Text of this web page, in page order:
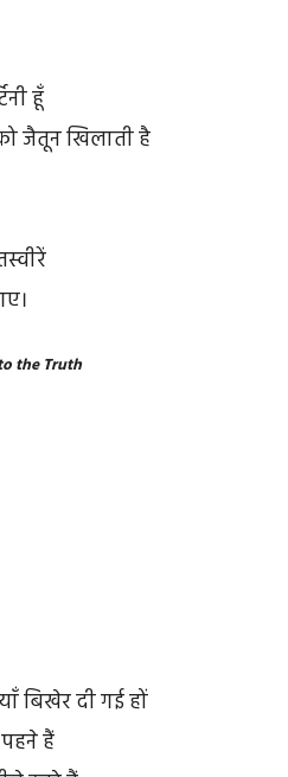
हूँ
जैतून खिलाती है
the Truth
बिखेर दी गई हों
हैं